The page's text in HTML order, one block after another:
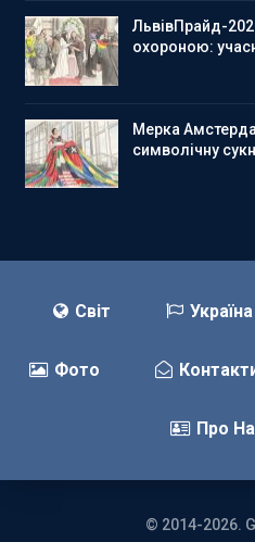
ЛьвівПрайд-
охороною:
Мерка
символічну
Світ Україна
Фото
Про
© 2014-2026.